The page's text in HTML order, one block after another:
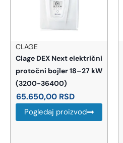
CLAGE
Clage DEX Next električni
protočni bojler 18–27 kW
(3200-36400)
65.650,00 RSD
Pogledaj proizvod